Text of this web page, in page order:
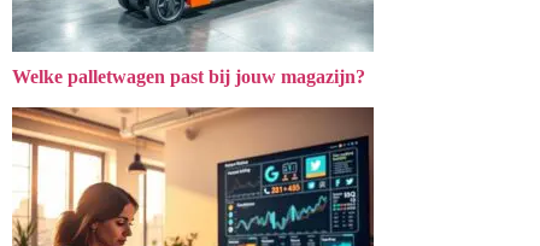
Welke palletwagen past bij jouw magazijn?